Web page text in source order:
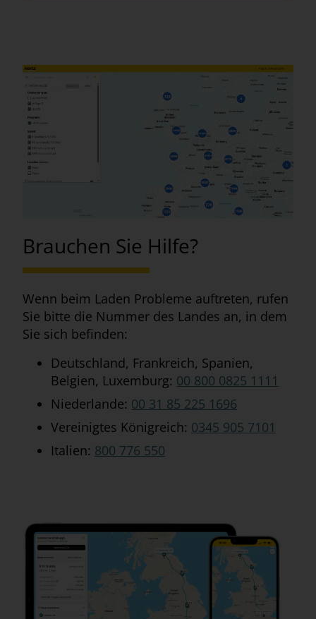
Brauchen Sie Hilfe?
Wenn beim Laden Probleme auftreten, rufen
Sie bitte die Nummer des Landes an, in dem
Sie sich befinden:
Deutschland, Frankreich, Spanien,
Belgien, Luxemburg: 00 800 0825 1111
Niederlande: 00 31 85 225 1696
Vereinigtes Königreich: 0345 905 7101
Italien: 800 776 550